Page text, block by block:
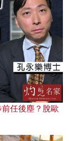
任後塵？脫歐